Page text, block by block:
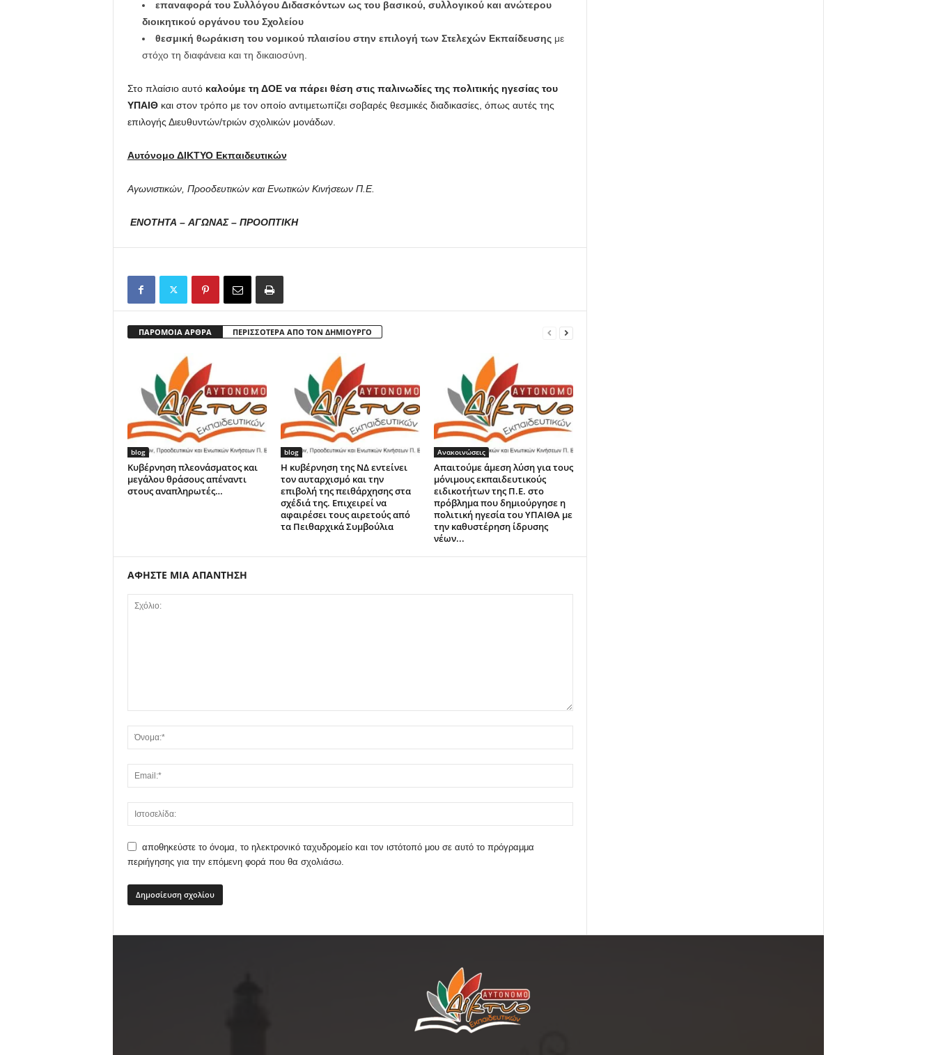
επαναφορά του Συλλόγου Διδασκόντων ως του βασικού, συλλογικού και ανώτερου
διοικητικού οργάνου του Σχολείου
θεσμική θωράκιση του νομικού πλαισίου στην επιλογή των Στελεχών Εκπαίδευσηςμε
στόχο τη διαφάνεια και τη δικαιοσύνη.
Στο πλαίσιο αυτό καλούμε τη ΔΟΕ να πάρει θέση στις παλινωδίες της πολιτικής ηγεσίας του
ΥΠΑΙΘ και στον τρόπο με τον οποίο αντιμετωπίζει σοβαρές θεσμικές διαδικασίες, όπως αυτές της
επιλογής Διευθυντών/τριών σχολικών μονάδων.
Αυτόνομο ΔΙΚΤΥΟ Εκπαιδευτικών
Αγωνιστικών, Προοδευτικών και Ενωτικών Κινήσεων Π.Ε.
ΕΝΟΤΗΤΑ – ΑΓΩΝΑΣ– ΠΡΟΟΠΤΙΚΗ
ΠΑΡΟΜΟΙΑ ΑΡΘΡΑ ΠΕΡΙΣΣΟΤΕΡΑ ΑΠΟ ΤΟΝ ΔΗΜΙΟΥΡΓΟ
blog
Κυβέρνηση πλεονάσματος και
μεγάλου θράσους απέναντι
στους αναπληρωτές…
blog
Η κυβέρνηση της ΝΔ εντείνει
τον αυταρχισμό και την
επιβολή της πειθάρχησης στα
σχέδιά της. Επιχειρεί να
αφαιρέσει τους αιρετούς από
τα Πειθαρχικά Συμβούλια
Ανακοινώσεις
Απαιτούμε άμεση λύση για τους
μόνιμους εκπαιδευτικούς
ειδικοτήτων της Π.Ε. στο
πρόβλημα που δημιούργησε η
πολιτική ηγεσία του ΥΠΑΙΘΑ με
την καθυστέρηση ίδρυσης
νέων...
ΑΦΗΣΤΕ ΜΙΑ ΑΠΑΝΤΗΣΗ
αποθηκεύστε το όνομα, το ηλεκτρονικό ταχυδρομείο και τον ιστότοπό μου σε αυτό το πρόγραμμα
περιήγησης για την επόμενη φορά που θα σχολιάσω.